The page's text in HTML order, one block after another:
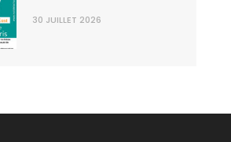
30 JUILLET 2026